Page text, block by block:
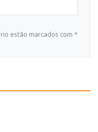
estão marcados com *